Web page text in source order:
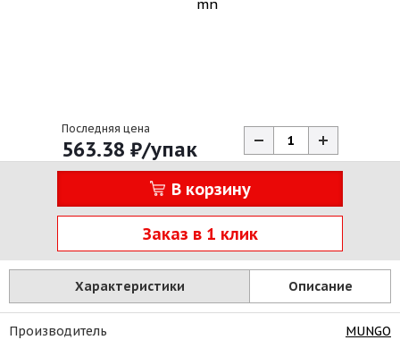
Последняя цена
563.38 ₽/упак
В корзину
Заказ в 1 клик
Характеристики Описание
Производитель MUNGO